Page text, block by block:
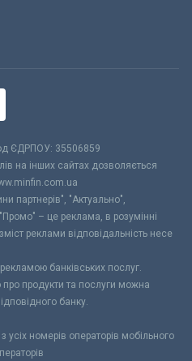
ЄДРПОУ: 35506859
на інших сайтах дозволяється
партнерів", "Актуально",
– це реклама, в розумінні
реклами відповідальність несе
банківських послуг.
продукти та послуги можна
банку.
усіх номерів операторів мобільного